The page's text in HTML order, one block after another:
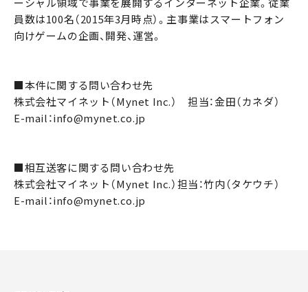
員数は100名（2015年3月時点）。主事業はスマートフォン
向けゲームの企画、開発、運営。
■本件に関する問い合わせ先
株式会社マイネット（Mynet Inc.） 担当：金田（カネダ）
E-mail：info@mynet.co.jp
■相互送客に関する問い合わせ先
株式会社マイネット（Mynet Inc.）担当：竹内（タケウチ）
E-mail：info@mynet.co.jp